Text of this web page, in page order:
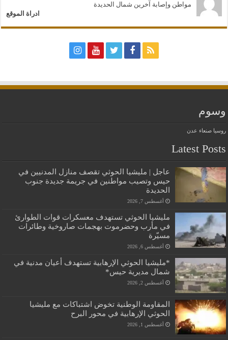
مواطن وإصابة آخرين شمال الحديدة
ادراة الموقع
وسوم
روسيا صنعاء عدن
Latest Posts
عاجل | مليشيا الحوثي تقصف منازل المدنيين في
حيس وتصيب مواطنين في جريمة جديدة جنوب
الحديدة
أغسطس 7, 2026
مليشيا الحوثي تستهدف معسكرات قوات الطوارئ
في مأرب وحضرموت بهجمات صاروخية وطائرات
مسيّرة
أغسطس 6, 2026
*مليشيا الحوثي الإرهابية تستهدف أعيان مدنية في
شمال مديرية حيس*
أغسطس 2, 2026
المقاومة الوطنية تخوض اشتباكات مع مليشيا
الحوثي الإرهابية في محور البرح
أغسطس 1, 2026